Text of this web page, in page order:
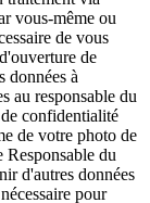
vous-même ou
de vous
de
données à
au responsable du
confidentialité
de votre photo de
du
d'autres données
pour